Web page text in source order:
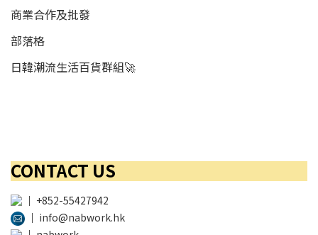
商業合作及批發
部落格
日韓潮流生活百貨群組🚀
CONTACT US
│ +852-55427942
│ info@nabwork.hk